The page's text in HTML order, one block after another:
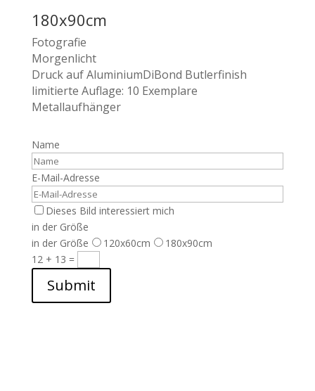
180x90cm
Fotografie
Morgenlicht
Druck auf AluminiumDiBond Butlerfinish
limitierte Auflage: 10 Exemplare
Metallaufhänger
Name
E-Mail-Adresse
Dieses Bild interessiert mich
in der Größe
in der Größe
120x60cm
180x90cm
12 + 13 =
Submit